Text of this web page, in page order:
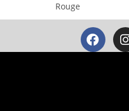
Rouge